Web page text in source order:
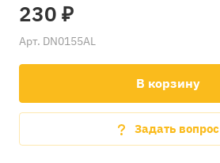
230 ₽
Арт. DN0155AL
В корзину
Задать вопрос